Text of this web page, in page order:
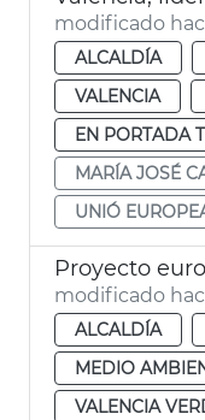
modificado
ALCALDÍA
VALENCIA
EN PORTADA
MARÍA JOSÉ
UNIÓ
Proyecto
modificado
ALCALDÍA
MEDIO
VALENCIA